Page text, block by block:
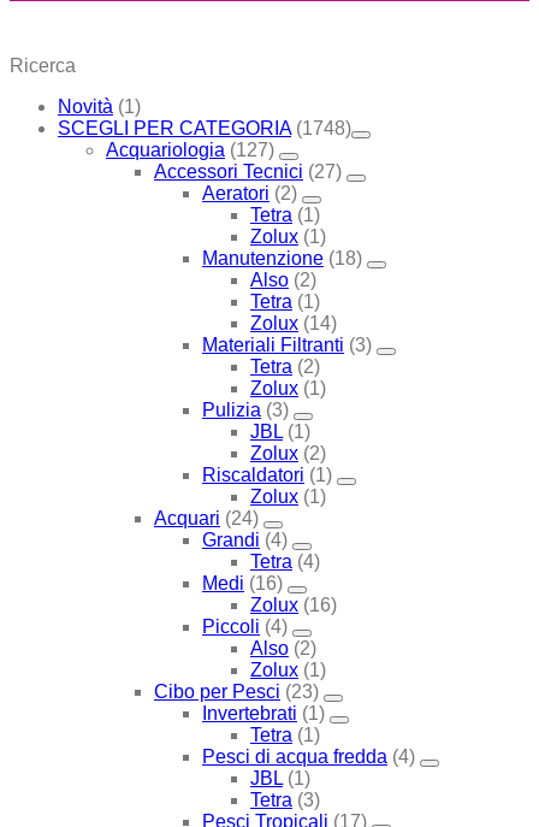
Ricerca
Novità (1)
SCEGLI PER CATEGORIA (1748)
Acquariologia (127)
Accessori Tecnici (27)
Aeratori (2)
Tetra (1)
Zolux (1)
Manutenzione (18)
Also (2)
Tetra (1)
Zolux (14)
Materiali Filtranti (3)
Tetra (2)
Zolux (1)
Pulizia (3)
JBL (1)
Zolux (2)
Riscaldatori (1)
Zolux (1)
Acquari (24)
Grandi (4)
Tetra (4)
Medi (16)
Zolux (16)
Piccoli (4)
Also (2)
Zolux (1)
Cibo per Pesci (23)
Invertebrati (1)
Tetra (1)
Pesci di acqua fredda (4)
JBL (1)
Tetra (3)
Pesci Tropicali (17)